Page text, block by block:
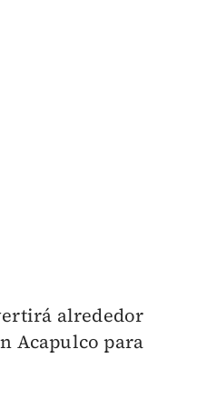
alrededor
Acapulco para